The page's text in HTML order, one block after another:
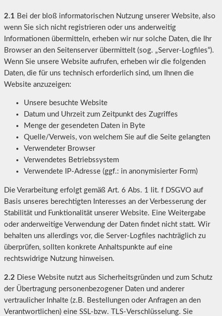
2.1 Bei der bloß informatorischen Nutzung unserer Website, also
wenn Sie sich nicht registrieren oder uns anderweitig
Informationen übermitteln, erheben wir nur solche Daten, die Ihr
Browser an den Seitenserver übermittelt (sog. „Server-Logfiles“).
Wenn Sie unsere Website aufrufen, erheben wir die folgenden
Daten, die für uns technisch erforderlich sind, um Ihnen die
Website anzuzeigen:
Unsere besuchte Website
Datum und Uhrzeit zum Zeitpunkt des Zugriffes
Menge der gesendeten Daten in Byte
Quelle/Verweis, von welchem Sie auf die Seite gelangten
Verwendeter Browser
Verwendetes Betriebssystem
Verwendete IP-Adresse (ggf.: in anonymisierter Form)
Die Verarbeitung erfolgt gemäß Art. 6 Abs. 1 lit. f DSGVO auf
Basis unseres berechtigten Interesses an der Verbesserung der
Stabilität und Funktionalität unserer Website. Eine Weitergabe
oder anderweitige Verwendung der Daten findet nicht statt. Wir
behalten uns allerdings vor, die Server-Logfiles nachträglich zu
überprüfen, sollten konkrete Anhaltspunkte auf eine
rechtswidrige Nutzung hinweisen.
2.2 Diese Website nutzt aus Sicherheitsgründen und zum Schutz
der Übertragung personenbezogener Daten und anderer
vertraulicher Inhalte (z.B. Bestellungen oder Anfragen an den
Verantwortlichen) eine SSL-bzw. TLS-Verschlüsselung. Sie